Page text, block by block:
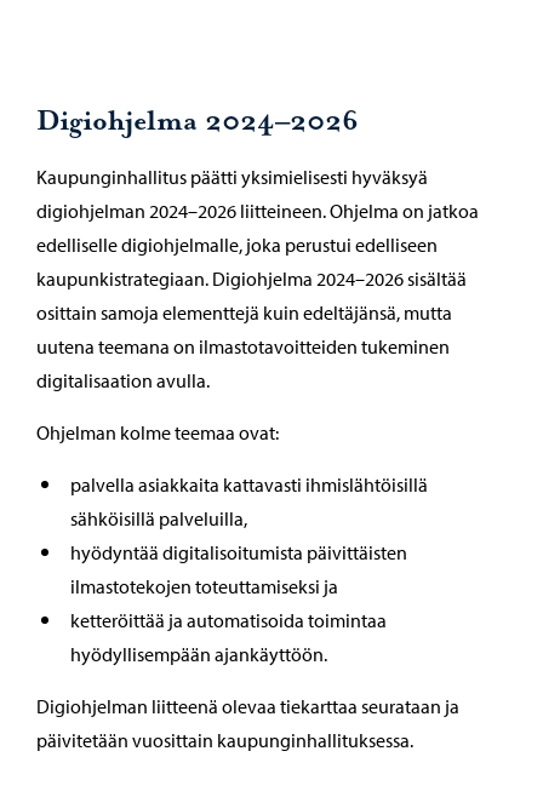
Digiohjelma 2024–2026
Kaupunginhallitus päätti yksimielisesti hyväksyä
digiohjelman 2024–2026 liitteineen. Ohjelma on jatkoa
edelliselle digiohjelmalle, joka perustui edelliseen
kaupunkistrategiaan. Digiohjelma 2024–2026 sisältää
osittain samoja elementtejä kuin edeltäjänsä, mutta
uutena teemana on ilmastotavoitteiden tukeminen
digitalisaation avulla.
Ohjelman kolme teemaa ovat:
palvella asiakkaita kattavasti ihmislähtöisillä
sähköisillä palveluilla,
hyödyntää digitalisoitumista päivittäisten
ilmastotekojen toteuttamiseksi ja
ketteröittää ja automatisoida toimintaa
hyödyllisempään ajankäyttöön.
Digiohjelman liitteenä olevaa tiekarttaa seurataan ja
päivitetään vuosittain kaupunginhallituksessa.